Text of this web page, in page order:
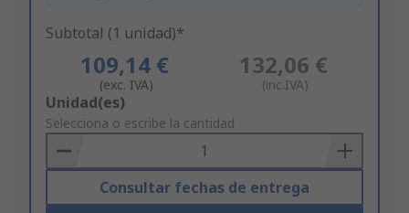
Subtotal (1 unidad)*
109,14 €
(exc. IVA)
132,06 €
(inc.IVA)
Add
to
Basket
Unidad(es)
Selecciona o escribe la cantidad
Consultar fechas de entrega